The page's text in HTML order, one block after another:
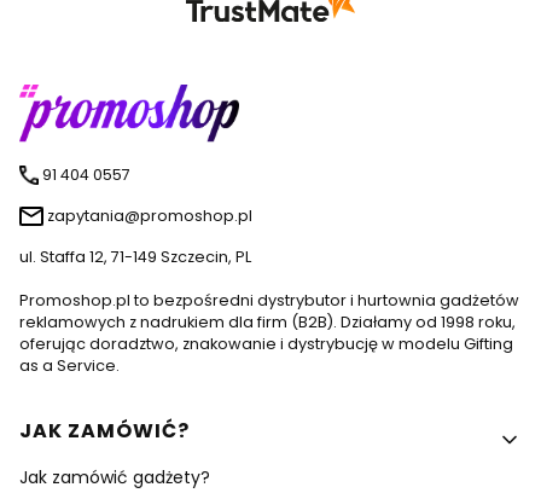
91 404 0557
zapytania@promoshop.pl
ul. Staffa 12, 71-149 Szczecin, PL
Promoshop.pl to bezpośredni dystrybutor i hurtownia gadżetów
reklamowych z nadrukiem dla firm (B2B). Działamy od 1998 roku,
oferując doradztwo, znakowanie i dystrybucję w modelu Gifting
as a Service.
Linki w stopce
JAK ZAMÓWIĆ?
Jak zamówić gadżety?